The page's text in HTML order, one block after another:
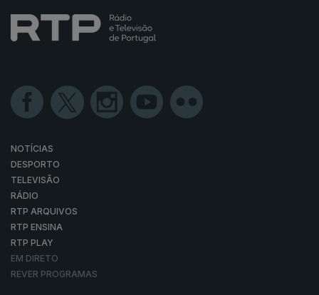
NOTÍCIAS
DESPORTO
TELEVISÃO
RÁDIO
RTP ARQUIVOS
RTP ENSINA
RTP PLAY
EM DIRETO
REVER PROGRAMAS